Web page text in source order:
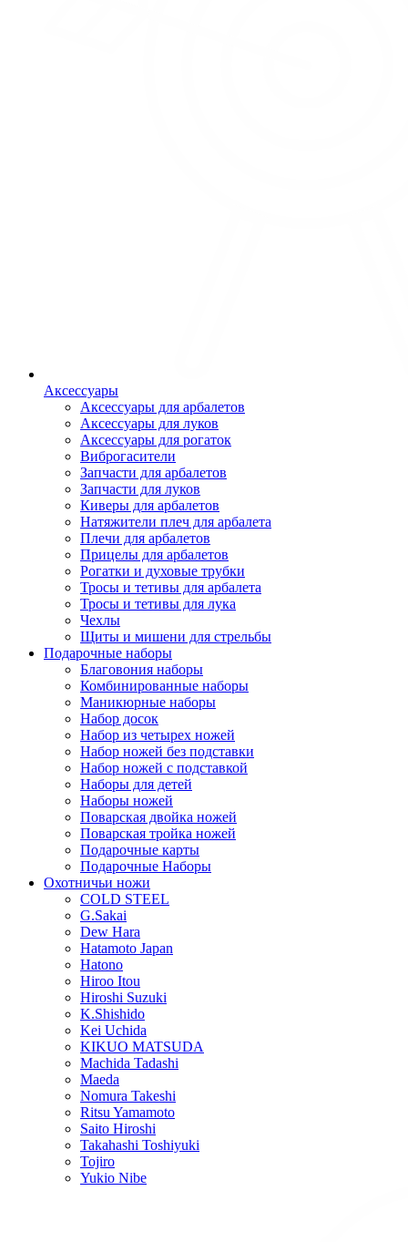
Аксессуары
Аксессуары для арбалетов
Аксессуары для луков
Аксессуары для рогаток
Виброгасители
Запчасти для арбалетов
Запчасти для луков
Киверы для арбалетов
Натяжители плеч для арбалета
Плечи для арбалетов
Прицелы для арбалетов
Рогатки и духовые трубки
Тросы и тетивы для арбалета
Тросы и тетивы для лука
Чехлы
Щиты и мишени для стрельбы
Подарочные наборы
Благовония наборы
Комбинированные наборы
Маникюрные наборы
Набор досок
Набор из четырех ножей
Набор ножей без подставки
Набор ножей с подставкой
Наборы для детей
Наборы ножей
Поварская двойка ножей
Поварская тройка ножей
Подарочные карты
Подарочные Наборы
Охотничьи ножи
COLD STEEL
G.Sakai
Dew Hara
Hatamoto Japan
Hatono
Hiroo Itou
Hiroshi Suzuki
K.Shishido
Kei Uchida
KIKUO MATSUDA
Machida Tadashi
Maeda
Nomura Takeshi
Ritsu Yamamoto
Saito Hiroshi
Takahashi Toshiyuki
Tojiro
Yukio Nibe